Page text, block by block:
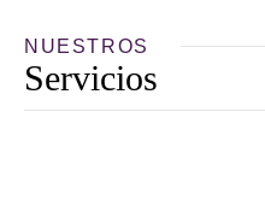
NUESTROS
Servicios